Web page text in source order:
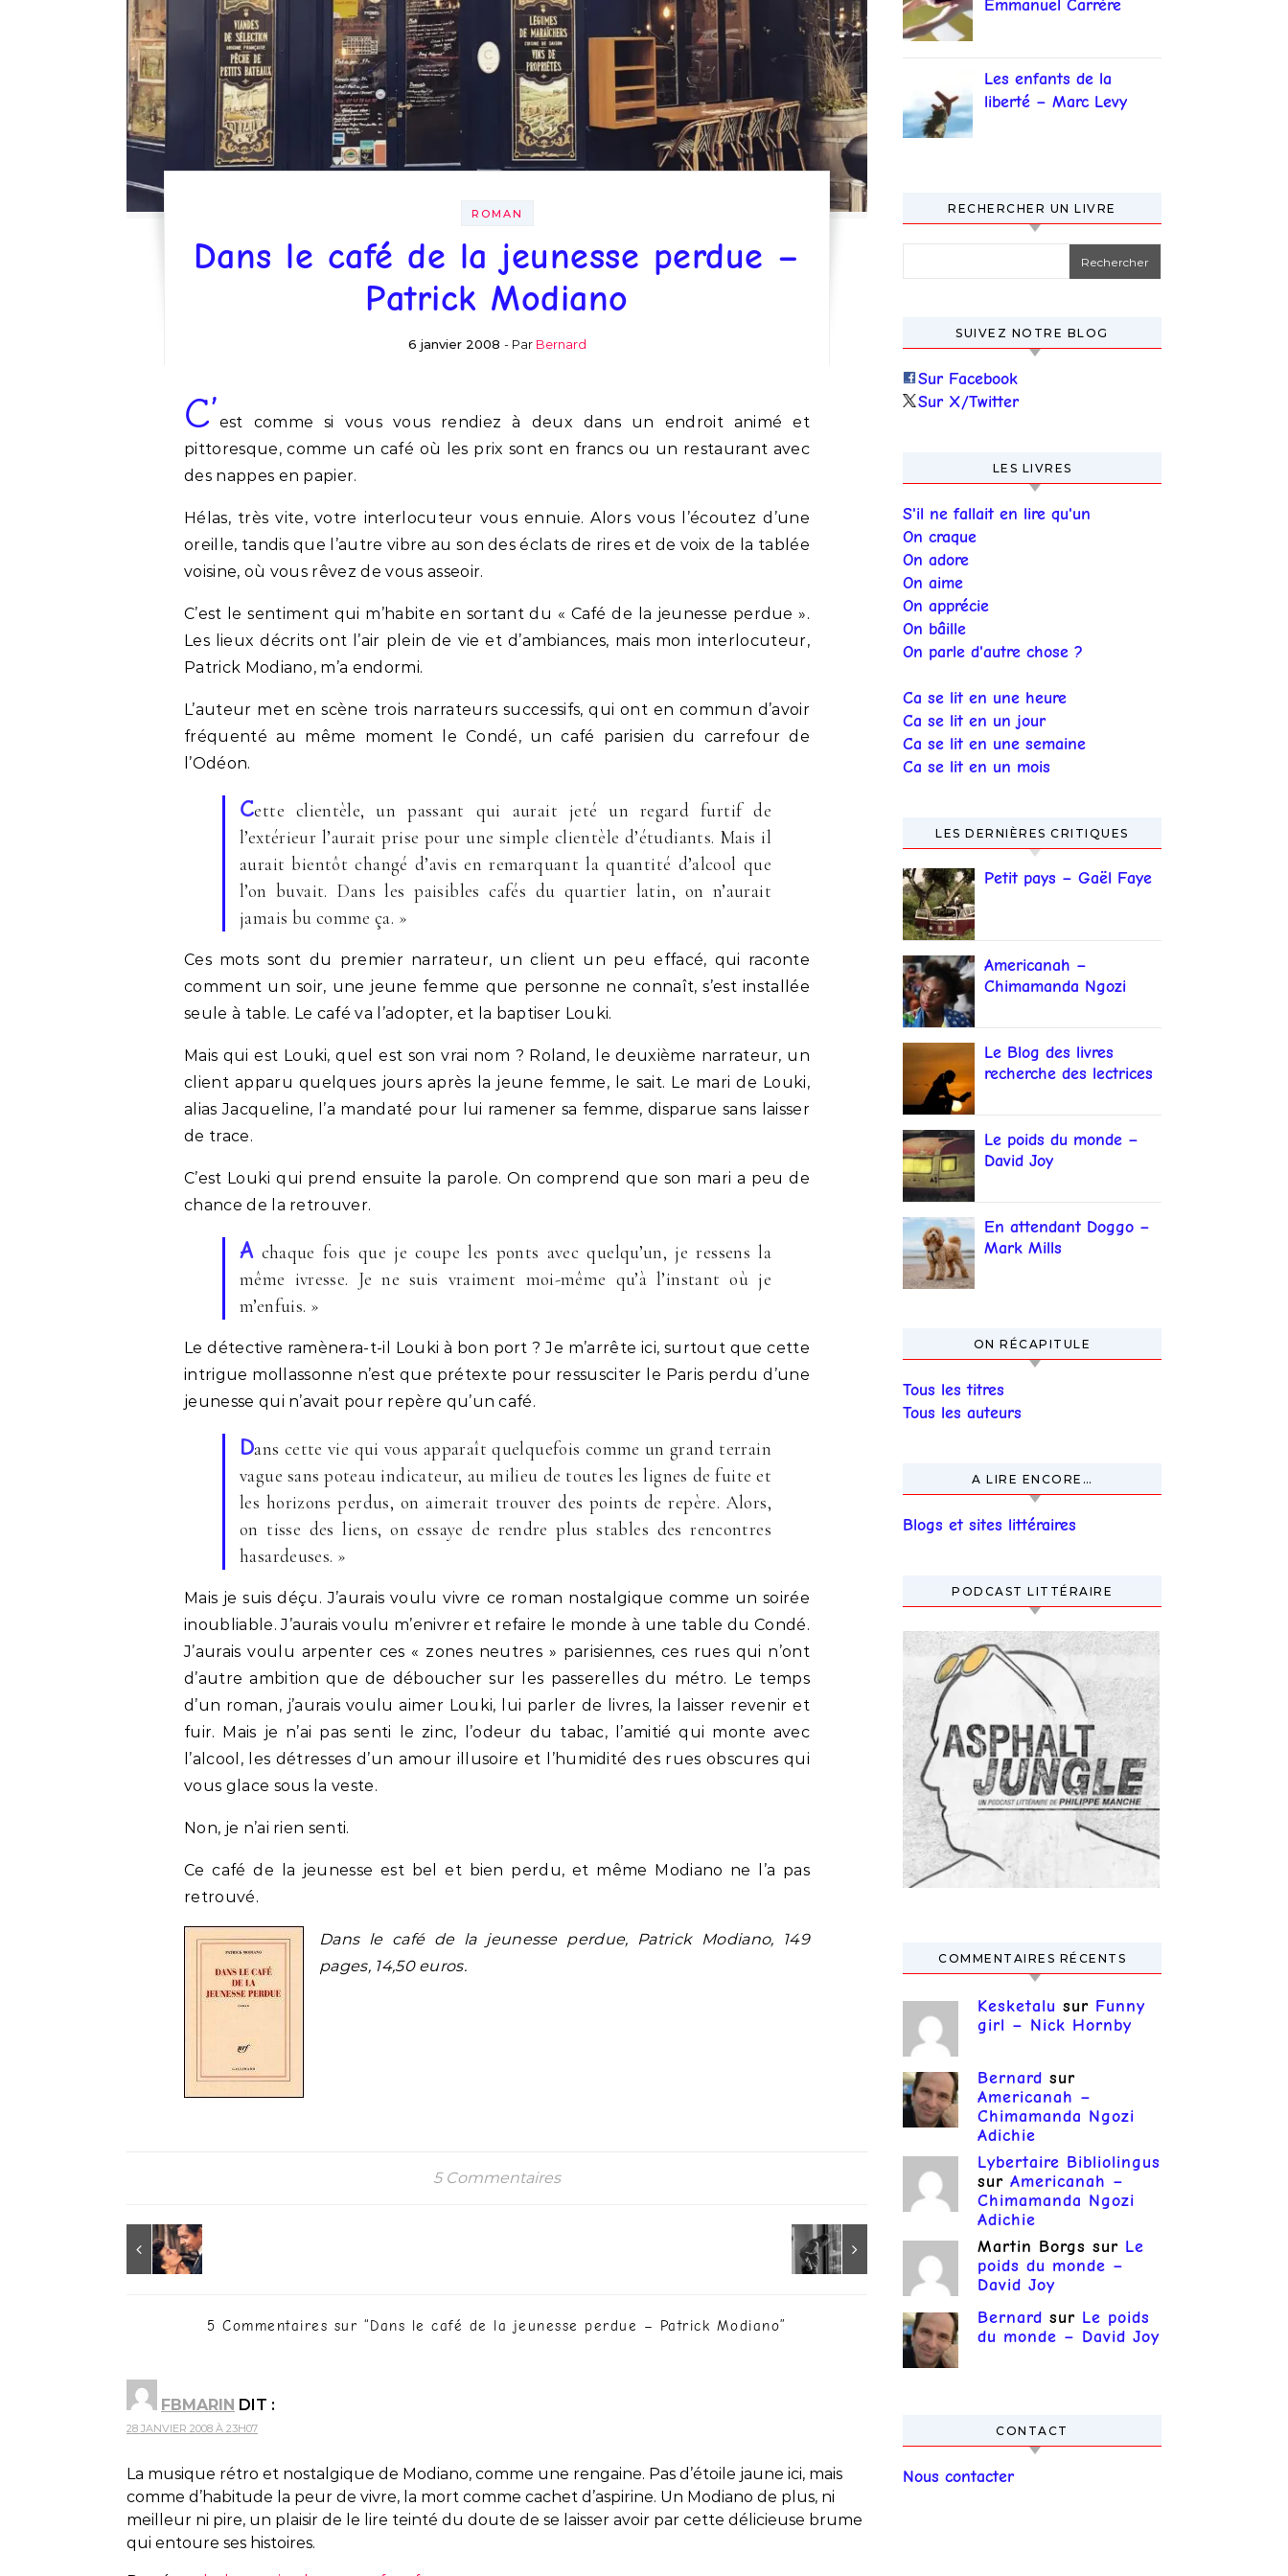
ROMAN
Dans le café de la jeunesse perdue –
Patrick Modiano
6 janvier 2008 - Par Bernard
C’est comme si vous vous rendiez à deux dans un endroit animé et
pittoresque, comme un café où les prix sont en francs ou un restaurant avec
des nappes en papier.
Hélas, très vite, votre interlocuteur vous ennuie. Alors vous l’écoutez d’une
oreille, tandis que l’autre vibre au son des éclats de rires et de voix de la tablée
voisine, où vous rêvez de vous asseoir.
C’est le sentiment qui m’habite en sortant du « Café de la jeunesse perdue ».
Les lieux décrits ont l’air plein de vie et d’ambiances, mais mon interlocuteur,
Patrick Modiano, m’a endormi.
L’auteur met en scène trois narrateurs successifs, qui ont en commun d’avoir
fréquenté au même moment le Condé, un café parisien du carrefour de
l’Odéon.
Cette clientèle, un passant qui aurait jeté un regard furtif de
l’extérieur l’aurait prise pour une simple clientèle d’étudiants. Mais il
aurait bientôt changé d’avis en remarquant la quantité d’alcool que
l’on buvait. Dans les paisibles cafés du quartier latin, on n’aurait
jamais bu comme ça. »
Ces mots sont du premier narrateur, un client un peu effacé, qui raconte
comment un soir, une jeune femme que personne ne connaît, s’est installée
seule à table. Le café va l’adopter, et la baptiser Louki.
Mais qui est Louki, quel est son vrai nom ? Roland, le deuxième narrateur, un
client apparu quelques jours après la jeune femme, le sait. Le mari de Louki,
alias Jacqueline, l’a mandaté pour lui ramener sa femme, disparue sans laisser
de trace.
C’est Louki qui prend ensuite la parole. On comprend que son mari a peu de
chance de la retrouver.
Achaque fois que je coupe les ponts avec quelqu’un, je ressens la
même ivresse. Je ne suis vraiment moi-même qu’à l’instant où je
m’enfuis. »
Le détective ramènera-t-il Louki à bon port ? Je m’arrête ici, surtout que cette
intrigue mollassonne n’est que prétexte pour ressusciter le Paris perdu d’une
jeunesse qui n’avait pour repère qu’un café.
Dans cette vie qui vous apparaît quelquefois comme un grand terrain
vague sans poteau indicateur, au milieu de toutes les lignes de fuite et
les horizons perdus, on aimerait trouver des points de repère. Alors,
on tisse des liens, on essaye de rendre plus stables des rencontres
hasardeuses. »
Mais je suis déçu. J’aurais voulu vivre ce roman nostalgique comme un soirée
inoubliable. J’aurais voulu m’enivrer et refaire le monde à une table du Condé.
J’aurais voulu arpenter ces « zones neutres » parisiennes, ces rues qui n’ont
d’autre ambition que de déboucher sur les passerelles du métro. Le temps
d’un roman, j’aurais voulu aimer Louki, lui parler de livres, la laisser revenir et
fuir. Mais je n’ai pas senti le zinc, l’odeur du tabac, l’amitié qui monte avec
l’alcool, les détresses d’un amour illusoire et l’humidité des rues obscures qui
vous glace sous la veste.
Non, je n’ai rien senti.
Ce café de la jeunesse est bel et bien perdu, et même Modiano ne l’a pas
retrouvé.
Dans le café de la jeunesse perdue, Patrick Modiano, 149
pages, 14,50 euros.
5 Commentaires
5 Commentaires sur “Dans le café de la jeunesse perdue – Patrick Modiano”
FBMARIN DIT :
28 JANVIER 2008 À 23H07
La musique rétro et nostalgique de Modiano, comme une rengaine. Pas d’étoile jaune ici, mais
comme d’habitude la peur de vivre, la mort comme cachet d’aspirine. Un Modiano de plus, ni
meilleur ni pire, un plaisir de le lire teinté du doute de se laisser avoir par cette délicieuse brume
qui entoure ses histoires.
Emmanuel Carrère
Les enfants de la
liberté – Marc Levy
RECHERCHER UN LIVRE
SUIVEZ NOTRE BLOG
Sur Facebook
Sur X/Twitter
LES LIVRES
S'il ne fallait en lire qu'un
On craque
On adore
On aime
On apprécie
On bâille
On parle d'autre chose ?
Ca se lit en une heure
Ca se lit en un jour
Ca se lit en une semaine
Ca se lit en un mois
LES DERNIÈRES CRITIQUES
Petit pays – Gaël Faye
Americanah –
Chimamanda Ngozi
Le Blog des livres
recherche des lectrices
Le poids du monde –
David Joy
En attendant Doggo –
Mark Mills
ON RÉCAPITULE
Tous les titres
Tous les auteurs
A LIRE ENCORE…
Blogs et sites littéraires
PODCAST LITTÉRAIRE
COMMENTAIRES RÉCENTS
Kesketalu sur Funny
girl – Nick Hornby
Bernard sur
Americanah –
Chimamanda Ngozi
Adichie
Lybertaire Bibliolingus
sur Americanah –
Chimamanda Ngozi
Adichie
Martin Borgs sur Le
poids du monde –
David Joy
Bernard sur Le poids
du monde – David Joy
CONTACT
Nous contacter